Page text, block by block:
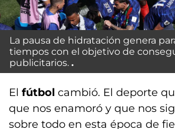
La pausa de hidratación genera
tiempos con el objetivo de
publicitarios.
El fútbol cambió. El deporte
que nos enamoró y que nos
sobre todo en esta época de